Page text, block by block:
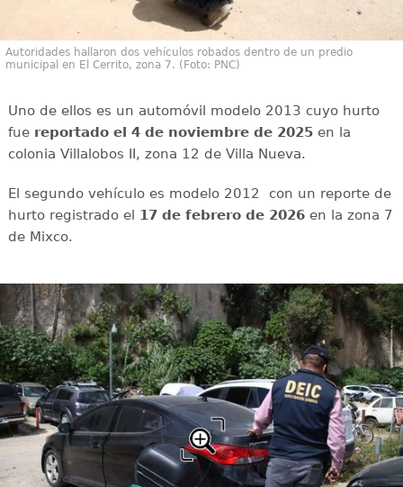
Autoridades hallaron dos vehículos robados dentro de un predio
municipal en El Cerrito, zona 7. (Foto: PNC)
Uno de ellos es un automóvil modelo 2013 cuyo hurto
fue reportado el 4 de noviembre de 2025en la
colonia Villalobos II, zona 12 de Villa Nueva.
El segundo vehículo es modelo 2012 con un reporte de
hurto registrado el 17 de febrero de 2026en la zona 7
de Mixco.